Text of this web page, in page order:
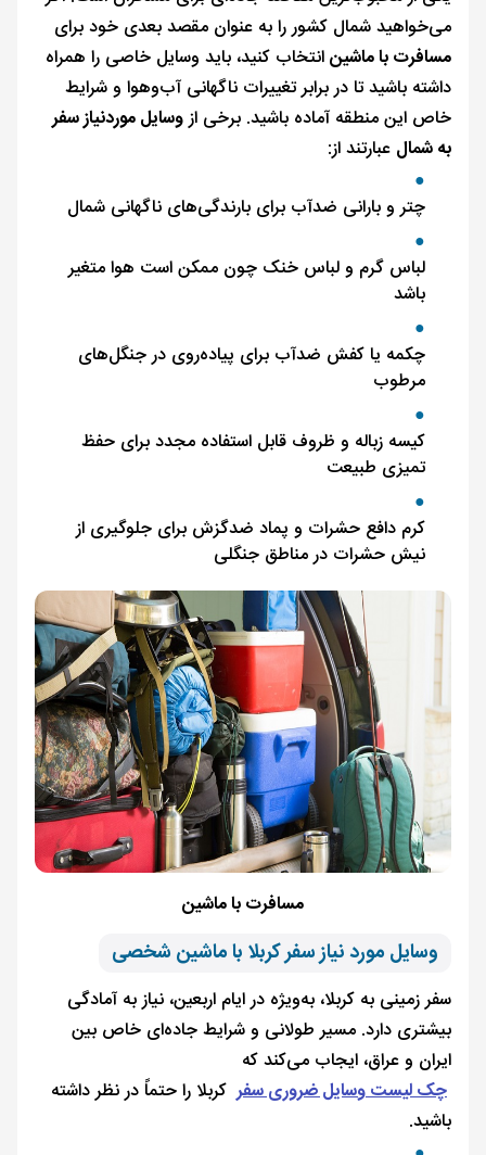
می‌خواهید شمال کشور را به عنوان مقصد بعدی خود برای
مسافرت با ماشینانتخاب کنید، باید وسایل خاصی را همراه
داشته باشید تا در برابر تغییرات ناگهانی آب‌وهوا و شرایط
خاص این منطقه آماده باشید. برخی ازوسایل موردنیاز سفر
به شمال عبارتند از:
چتر و بارانی ضدآب برای بارندگی‌های ناگهانی شمال
لباس گرم و لباس خنک چون ممکن است هوا متغیر
باشد
چکمه یا کفش ضدآب برای پیاده‌روی در جنگل‌های
مرطوب
کیسه زباله و ظروف قابل استفاده مجدد برای حفظ
تمیزی طبیعت
کرم دافع حشرات و پماد ضدگزش برای جلوگیری از
نیش حشرات در مناطق جنگلی
مسافرت با ماشین
وسایل مورد نیاز سفر کربلا با ماشین شخصی
سفر زمینی به کربلا، به‌ویژه در ایام اربعین، نیاز به آمادگی
بیشتری دارد. مسیر طولانی و شرایط جاده‌ای خاص بین
ایران و عراق، ایجاب می‌کند که
چک لیست وسایل ضروری سفر کربلا را حتماً در نظر داشته
باشید.